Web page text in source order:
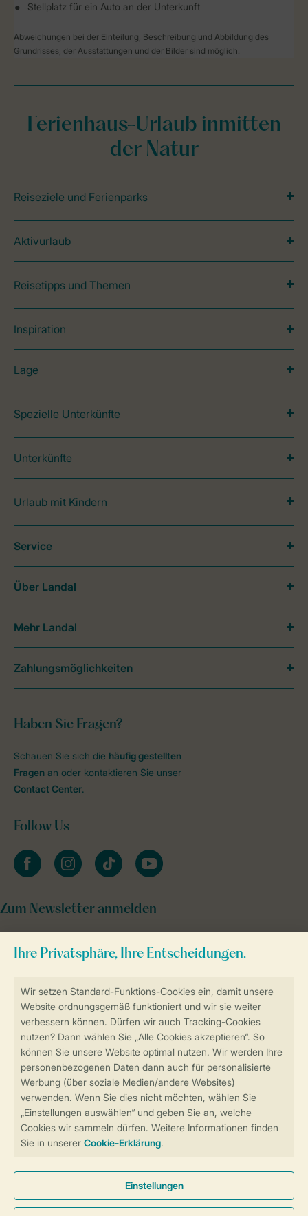
Stellplatz für ein Auto an der Unterkunft
Abweichungen bei der Einteilung, Beschreibung und Abbildung des
Grundrisses, der Ausstattungen und der Bilder sind möglich.
Sicherstellung Deiner Privatsphäre
Sicher und schnell zur Online-Buchung
Sichere Datenübertragung
Sicheres Bezahlen
Ferienhaus-Urlaub inmitten
der Natur
Reiseziele und Ferienparks
Aktivurlaub
Reisetipps und Themen
Inspiration
Lage
Spezielle Unterkünfte
Unterkünfte
Urlaub mit Kindern
Haben Sie Fragen?
Schauen Sie sich die häufig gestellten
Fragen an oder kontaktieren Sie unser
Contact Center.
Follow Us
facebookinstagramtiktok youtube
Zum Newsletter anmelden
Service
Über Landal
Mehr Landal
Zahlungsmöglichkeiten